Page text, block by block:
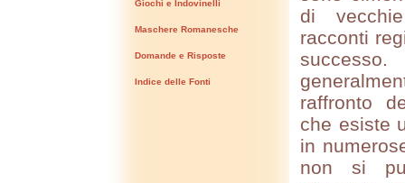
Giochi e Indovinelli
Maschere Romanesche
Domande e Risposte
Indice delle Fonti
di
racconti
raffronto
che esiste
in
non si